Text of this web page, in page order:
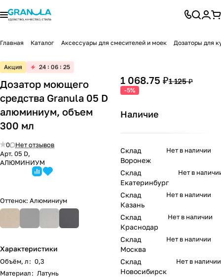
Главная Каталог Аксессуары для смесителей и моек Дозаторы для
Акция 24 06 25
Дозатор моющего
средства Granula 05 D
алюминиум, объем
300 мл
0
Нет отзывов
Арт. 05 D,
АЛЮМИНИУМ
Оттенок: Алюминиум
Характеристики
Объём, л: 0,3
Материал: Латунь
1 068.75 ₽1 125 ₽
-5%
Наличие
Склад
Воронеж
Нет в наличии
Склад
Екатеринбург
Нет в
Склад
Казань
Нет в наличии
Склад
Краснодар
Нет в наличии
Склад
Москва
Нет в наличии
Склад
Новосибирск
Нет в наличии